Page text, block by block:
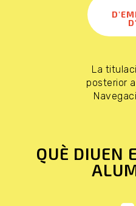
La
posterior
QUÈ DIUEN